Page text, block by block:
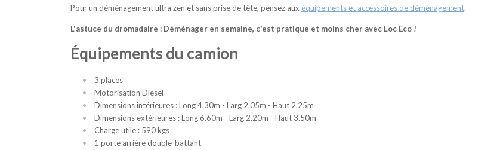
Pour un déménagement ultra zen et sans prise de tête, pensez aux équipements et accessoires de déménagement.
L'astuce du dromadaire : Déménager en semaine, c'est pratique et moins cher avec Loc Eco !
Équipements du camion
3 places
Motorisation Diesel
Dimensions intérieures : Long 4.30m - Larg 2.05m - Haut 2.25m
Dimensions extérieures : Long 6.60m - Larg 2.20m - Haut 3.50m
Charge utile : 590 kgs
1 porte arrière double-battant